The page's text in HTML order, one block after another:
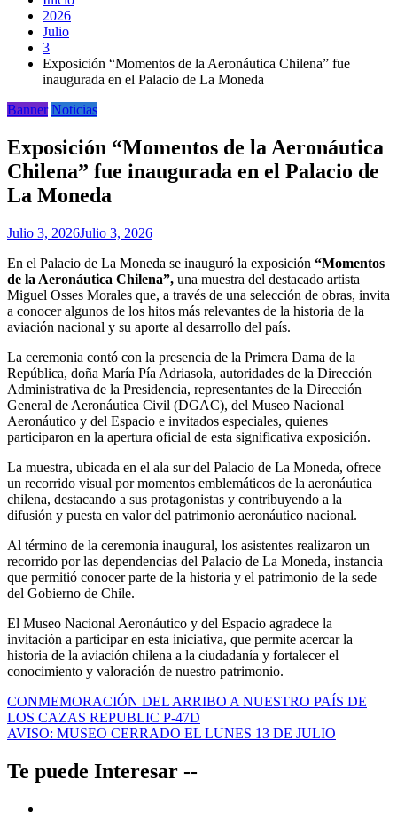
2026
Julio
3
Exposición “Momentos de la Aeronáutica Chilena” fue
inaugurada en el Palacio de La Moneda
Banner Noticias
Exposición “Momentos de la Aeronáutica
Chilena” fue inaugurada en el Palacio de
La Moneda
Julio 3, 2026Julio 3, 2026
En el Palacio de La Moneda se inauguró la exposición “Momentos
de la Aeronáutica Chilena”, una muestra del destacado artista
Miguel Osses Morales que, a través de una selección de obras, invita
a conocer algunos de los hitos más relevantes de la historia de la
aviación nacional y su aporte al desarrollo del país.
La ceremonia contó con la presencia de la Primera Dama de la
República, doña María Pía Adriasola, autoridades de la Dirección
Administrativa de la Presidencia, representantes de la Dirección
General de Aeronáutica Civil (DGAC), del Museo Nacional
Aeronáutico y del Espacio e invitados especiales, quienes
participaron en la apertura oficial de esta significativa exposición.
La muestra, ubicada en el ala sur del Palacio de La Moneda, ofrece
un recorrido visual por momentos emblemáticos de la aeronáutica
chilena, destacando a sus protagonistas y contribuyendo a la
difusión y puesta en valor del patrimonio aeronáutico nacional.
Al término de la ceremonia inaugural, los asistentes realizaron un
recorrido por las dependencias del Palacio de La Moneda, instancia
que permitió conocer parte de la historia y el patrimonio de la sede
del Gobierno de Chile.
El Museo Nacional Aeronáutico y del Espacio agradece la
invitación a participar en esta iniciativa, que permite acercar la
historia de la aviación chilena a la ciudadanía y fortalecer el
conocimiento y valoración de nuestro patrimonio.
Navegación
de
CONMEMORACIÓN DEL ARRIBO A NUESTRO PAÍS DE
LOS CAZAS REPUBLIC P-47D
AVISO: MUSEO CERRADO EL LUNES 13 DE JULIO
Te puede Interesar --